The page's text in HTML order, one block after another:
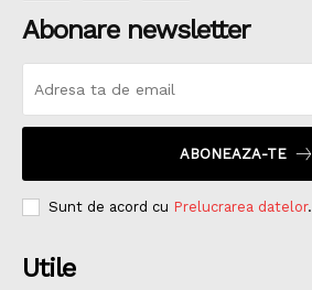
Abonare newsletter
ABONEAZA-TE
Sunt de acord cu Prelucrarea datelor.
Utile